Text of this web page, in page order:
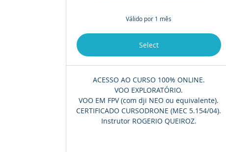
Válido por 1 mês
Select
ACESSO AO CURSO 100% ONLINE.
VOO EXPLORATÓRIO.
VOO EM FPV (com dji NEO ou equivalente).
CERTIFICADO CURSODRONE (MEC 5.154/04).
Instrutor ROGERIO QUEIROZ.